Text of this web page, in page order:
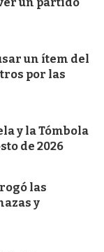
un partido
un ítem del
por las
y la Tómbola
de 2026
las
y